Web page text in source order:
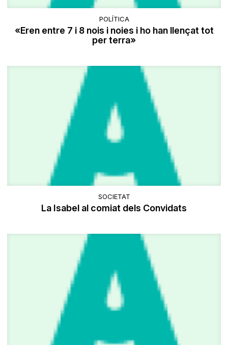
POLÍTICA
«Eren entre 7 i 8 nois i noies i ho han llençat tot
per terra»
SOCIETAT
La Isabel al comiat dels Convidats